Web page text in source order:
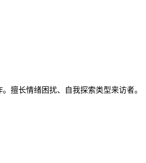
擅长情绪困扰、自我探索类型来访者。